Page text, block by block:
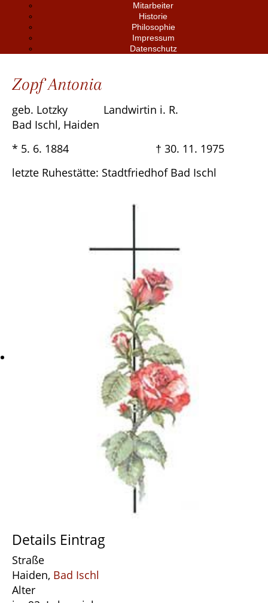
Mitarbeiter
Historie
Philosophie
Impressum
Datenschutz
Zopf Antonia
geb. Lotzky Landwirtin i. R.
Bad Ischl, Haiden
* 5. 6. 1884 † 30. 11. 1975
letzte Ruhestätte: Stadtfriedhof Bad Ischl
Details Eintrag
Straße
Haiden, Bad Ischl
Alter